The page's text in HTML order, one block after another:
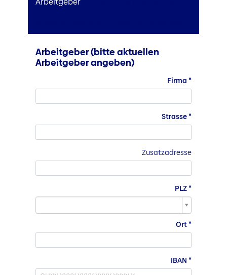
Arbeitgeber (bitte aktuellen
Arbeitgeber angeben)
Firma
Strasse
Zusatzadresse
PLZ
PLZ
Ort
IBAN